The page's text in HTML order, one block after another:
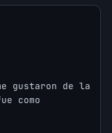
gustaron de la
como